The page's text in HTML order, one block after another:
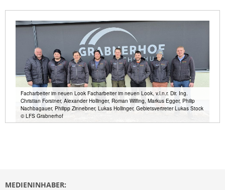
Facharbeiter im neuen Look Facharbeiter im neuen Look, v.l.n.r. Dir. Ing.
Christian Forstner, Alexander Hollinger, Roman Wilfing, Markus Egger, Philip
Nachbagauer, Philipp Zinnebner, Lukas Hollinger, Gebietsvertreter Lukas Stock
© LFS Grabnerhof
MEDIENINHABER: